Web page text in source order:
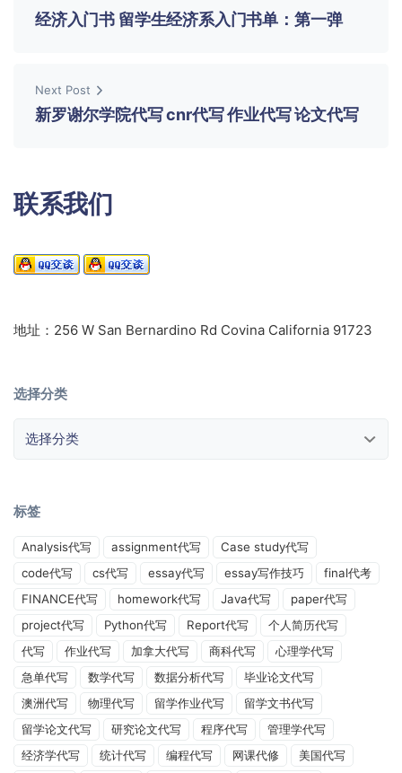
经济入门书 留学生经济系入门书单：第一弹
Next Post
新罗谢尔学院代写 cnr代写 作业代写 论文代写
联系我们
地址：256 W San Bernardino Rd Covina California 91723
选择分类
标签
Analysis代写 assignment代写
Case study代写
code代写
cs代写 essay代写 essay写作技巧
final代考
FINANCE代写
homework代写 Java代写
paper代写
project代写
Python代写 Report代写
个人简历代写
代写
作业代写 加拿大代写 商科代写
心理学代写
急单代写
数学代写 数据分析代写
毕业论文代写
澳洲代写
物理代写 留学作业代写
留学文书代写
留学论文代写
研究论文代写 程序代写
管理学代写
经济学代写
统计代写 编程代写 网课代修
美国代写